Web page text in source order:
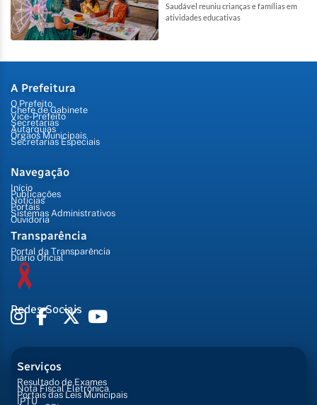
Saudável reuniu crianças e famílias em
atividades educativas
A Prefeitura
O Prefeito
Chefe de Gabinete
Vice-Prefeito
Secretarias
Autarquias
Órgãos Municipais
Secretarias Especiais
Navegação
Início
Publicações
Notícias
Portais
Sistemas Administrativos
Ouvidoria
Transparência
Portal da Transparência
Diário Oficial
Redes Sociais
Serviços
Resultado de Exames
Nota Fiscal Eletrônica
Portais das Leis Municipais
IPTU